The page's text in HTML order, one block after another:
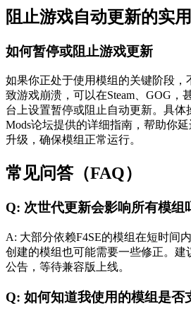
阻止游戏自动更新的实
如何暂停或阻止游戏更新
如果你正处于使用模组的关键阶段，
致游戏崩溃，可以在Steam、GOG，
台上设置暂停或阻止自动更新。具体
Mods论坛提供的详细指南，帮助你
升级，确保模组正常运行。
常见问答（FAQ）
Q: 次世代更新会影响所有模组
A: 大部分依赖F4SE的模组在短时间
创建的模组也可能需要一些修正。建
公告，等待兼容版上线。
Q: 如何知道我使用的模组是否